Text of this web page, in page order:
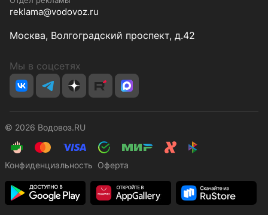
reklama@vodovoz.ru
Москва, Волгоградский проспект, д.42
Мы в соцсетях
© 2026 Водовоз.RU
Конфиденциальность Оферта